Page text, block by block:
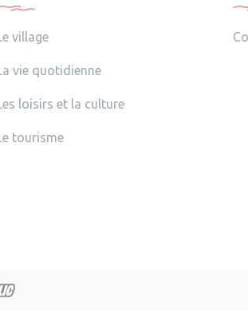
village
vie quotidienne
loisirs et la culture
tourisme